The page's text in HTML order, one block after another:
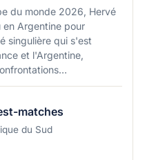
du monde 2026, Hervé
Argentine pour
singulière qui s'est
et l'Argentine,
matches
du Sud